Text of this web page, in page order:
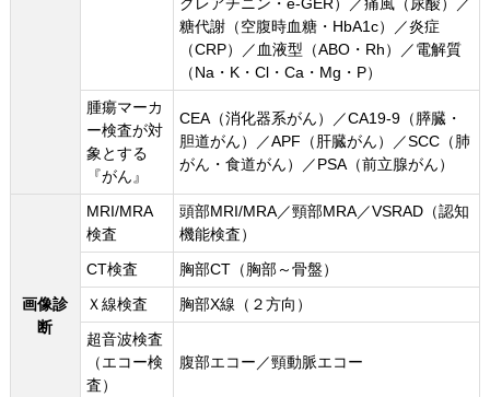
クレアチニン・e‐GER）／痛風（尿酸）／
糖代謝（空腹時血糖・HbA1c）／炎症
（CRP）／血液型（ABO・Rh）／電解質
（Na・K・Cl・Ca・Mg・P）
腫瘍マーカ
ー検査が対
象とする
『がん』
CEA（消化器系がん）／CA19-9（膵臓・
胆道がん）／APF（肝臓がん）／SCC（肺
がん・食道がん）／PSA（前立腺がん）
画像診
断
MRI/MRA
検査
頭部MRI/MRA／頸部MRA／VSRAD（認知
機能検査）
CT検査
胸部CT（胸部～骨盤）
Ｘ線検査
胸部X線（２方向）
超音波検査
（エコー検
査）
腹部エコー／頸動脈エコー